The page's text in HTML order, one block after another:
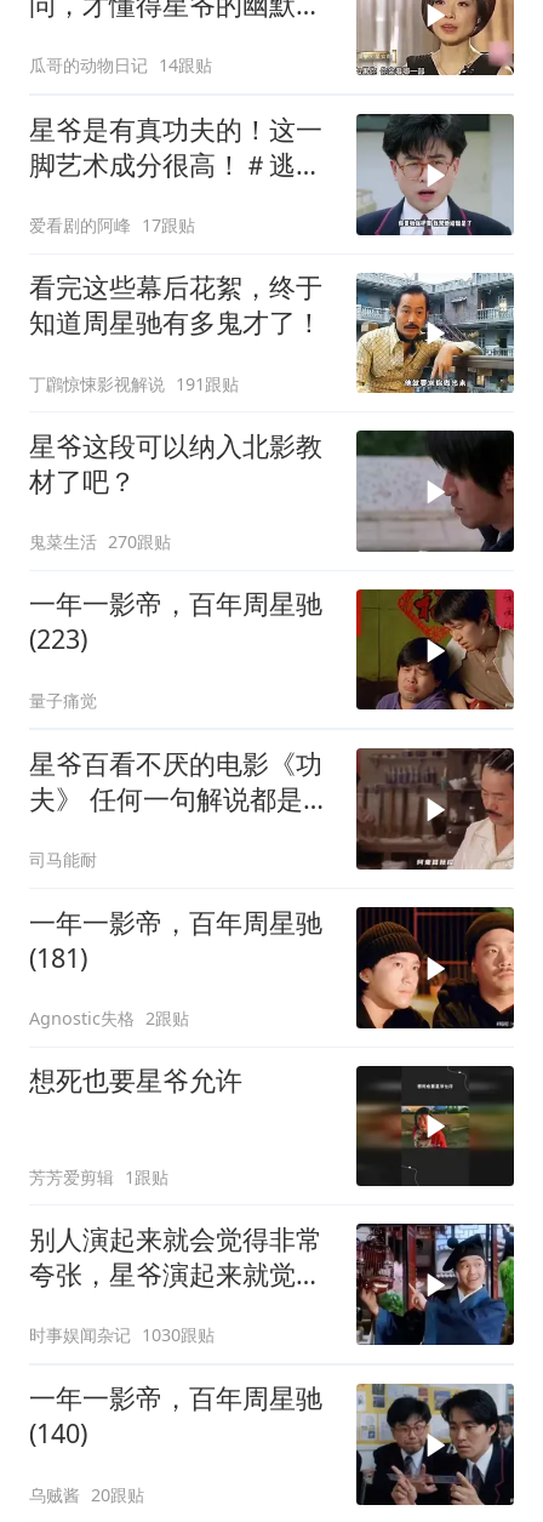
瓜哥的动物日记 14跟贴
星爷是有真功夫的！这一
脚艺术成分很高！＃逃学
爱看剧的阿峰 17跟贴
看完这些幕后花絮，终于
知道周星驰有多鬼才了！
丁鸊惊悚影视解说 191跟贴
星爷这段可以纳入北影教
材了吧？
鬼菜生活 270跟贴
一年一影帝，百年周星驰
(223)
量子痛觉
星爷百看不厌的电影《功
夫》 任何一句解说都是对
司马能耐
一年一影帝，百年周星驰
(181)
Agnostic失格 2跟贴
想死也要星爷允许
芳芳爱剪辑 1跟贴
别人演起来就会觉得非常
夸张，星爷演起来就觉得
时事娱闻杂记 1030跟贴
一年一影帝，百年周星驰
(140)
乌贼酱 20跟贴